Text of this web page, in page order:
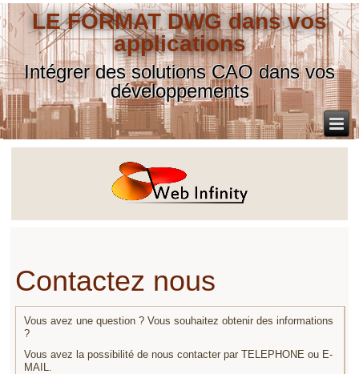
LE FORMAT DWG dans vos
applications
Intégrer des solutions CAO dans vos
développements
Contactez nous
Vous avez une question ? Vous souhaitez obtenir des informations
?
Vous avez la possibilité de nous contacter par TELEPHONE ou E-
MAIL.